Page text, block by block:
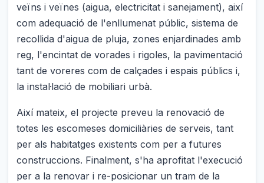
veïns i veïnes (aigua, electricitat i sanejament), així
com adequació de l'enllumenat públic, sistema de
recollida d'aigua de pluja, zones enjardinades amb
reg, l'encintat de vorades i rigoles, la pavimentació
tant de voreres com de calçades i espais públics i,
la instal·lació de mobiliari urbà.
Així mateix, el projecte preveu la renovació de
totes les escomeses domiciliàries de serveis, tant
per als habitatges existents com per a futures
construccions. Finalment, s'ha aprofitat l'execució
per a la renovar i re-posicionar un tram de la